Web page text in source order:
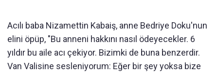
Acılı baba Nizamettin Kabaiş, anne Bedriye Doku'nun
elini öpüp, "Bu anneni hakkını nasıl ödeyecekler. 6
yıldır bu aile acı çekiyor. Bizimki de buna benzerdir.
Van Valisine sesleniyorum: Eğer bir şey yoksa bize